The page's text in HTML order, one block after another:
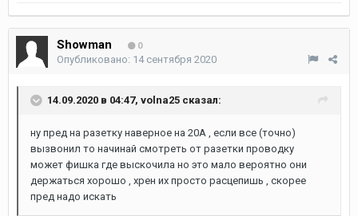
Showman 0
Опубликовано: 14 сентября 2020
14.09.2020 в 04:47, volna25 сказал:
ну пред на разетку наверное на 20А , если все (точно)
вызвонил то начинай смотреть от разетки проводку
может фишка где выскочила но это мало вероятно они
держаться хорошо , хрен их просто расцепишь , скорее
пред надо искать